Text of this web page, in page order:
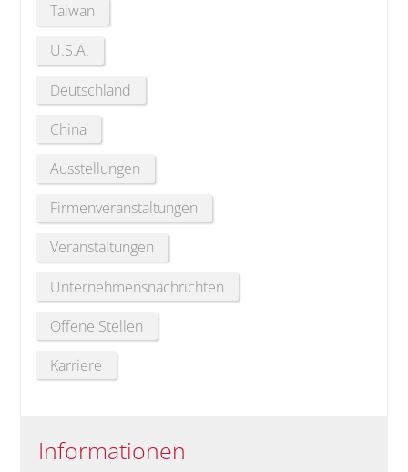
Taiwan
U.S.A.
Deutschland
China
Ausstellungen
Firmenveranstaltungen
Veranstaltungen
Unternehmensnachrichten
Offene Stellen
Karriere
Informationen